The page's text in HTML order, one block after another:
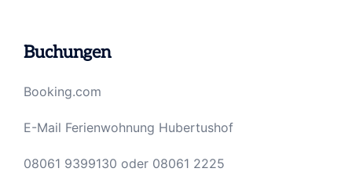
Buchungen
Booking.com
E-Mail Ferienwohnung Hubertushof
08061 9399130 oder 08061 2225